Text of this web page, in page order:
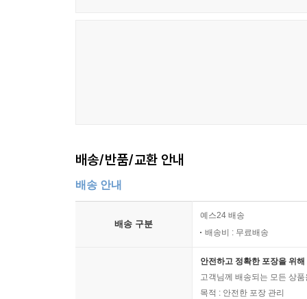
<어디에 서 있든, 자기 빛으로 살아간다는 것> 214
Artists 9 colors 220
배송/반품/교환 안내
배송 안내
배송 구분
예스24 배송
배송비 : 무료배송
안전하고 정확한 포장을 위
고객님께 배송되는 모든 상
목적 : 안전한 포장 관리